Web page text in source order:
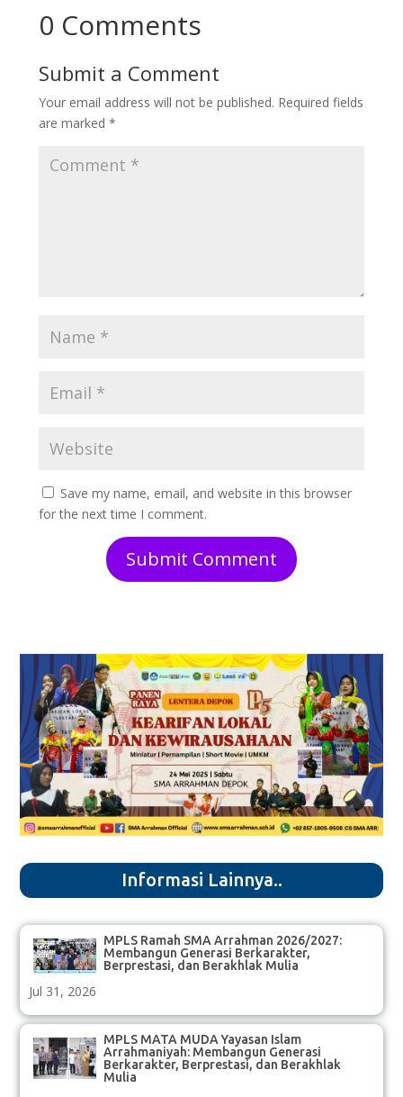
0 Comments
Submit a Comment
Your email address will not be published. Required fields
are marked *
Save my name, email, and website in this browser
for the next time I comment.
Submit Comment
Informasi Lainnya..
MPLS Ramah SMA Arrahman 2026/2027:
Membangun Generasi Berkarakter,
Berprestasi, dan Berakhlak Mulia
Jul 31, 2026
MPLS MATA MUDA Yayasan Islam
Arrahmaniyah: Membangun Generasi
Berkarakter, Berprestasi, dan Berakhlak
Mulia